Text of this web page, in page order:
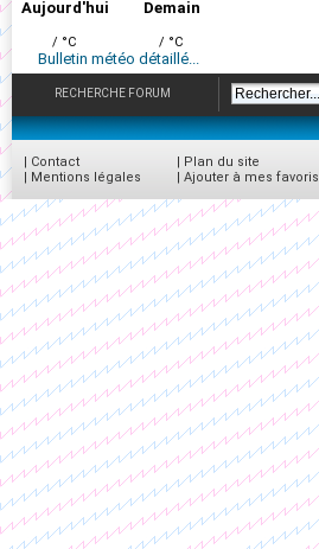
Aujourd'hui
/ °C
Demain
/ °C
Bulletin météo détaillé...
RECHERCHE FORUM
| Contact
| Mentions légales
| Plan du site
| Ajouter à mes favoris